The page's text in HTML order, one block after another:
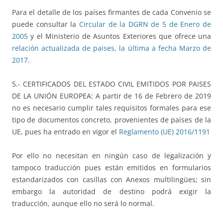
Para el detalle de los países firmantes de cada Convenio se
puede consultar la Circular de la DGRN de 5 de Enero de
2005 y el Ministerio de Asuntos Exteriores que ofrece una
relación actualizada de paises, la última a fecha Marzo de
2017.
5.- CERTIFICADOS DEL ESTADO CIVIL EMITIDOS POR PAISES
DE LA UNIÓN EUROPEA: A partir de 16 de Febrero de 2019
no es necesario cumplir tales requisitos formales para ese
tipo de documentos concreto, provenientes de países de la
UE, pues ha entrado en vigor el Reglamento (UE) 2016/1191
Por ello no necesitan en ningún caso de legalización y
tampoco traducción pues están emitidos en formularios
estandarizados con casillas con Anexos multilingües; sin
embargo la autoridad de destino podrá exigir la
traducción, aunque ello no será lo normal.